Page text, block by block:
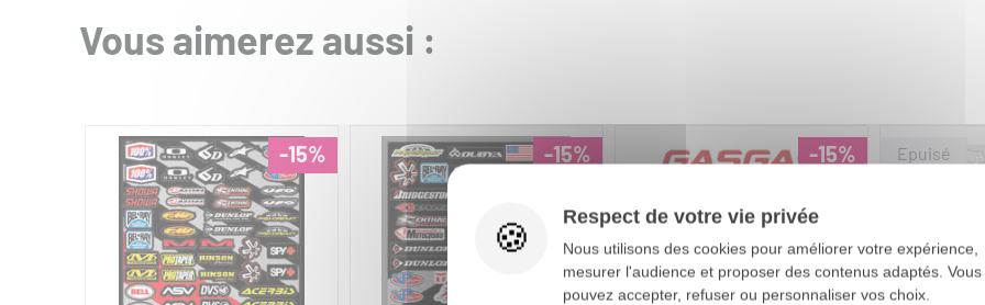
Vous aimerez aussi :
-15% -15% -15%
Respect de votre vie privée
Nous utilisons des cookies pour améliorer votre expérience,
mesurer l'audience et proposer des contenus adaptés. Vous
pouvez accepter, refuser ou personnaliser vos choix.